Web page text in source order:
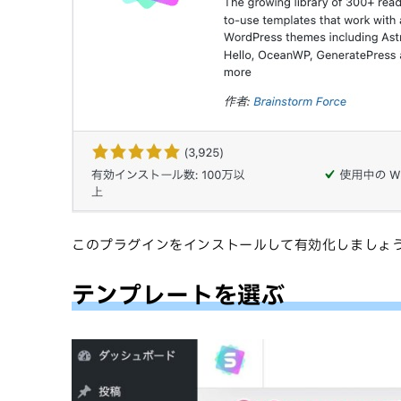
このプラグインをインストールして有効化しましょ
テンプレートを選ぶ